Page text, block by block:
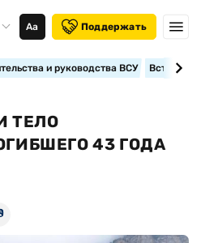
Аа Поддержать
и руководства ВСУ
ТЕЛО
43 ГОДА